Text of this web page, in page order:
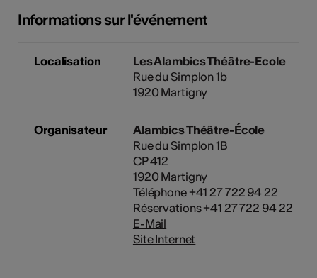
Informations sur l'événement
Localisation
Les Alambics Théâtre-Ecole
Rue du Simplon 1b
1920 Martigny
Organisateur
Alambics Théâtre-École
Rue du Simplon 1B
CP 412
1920 Martigny
Téléphone +41 27 722 94 22
Réservations +41 27 722 94 22
E-Mail
Site Internet